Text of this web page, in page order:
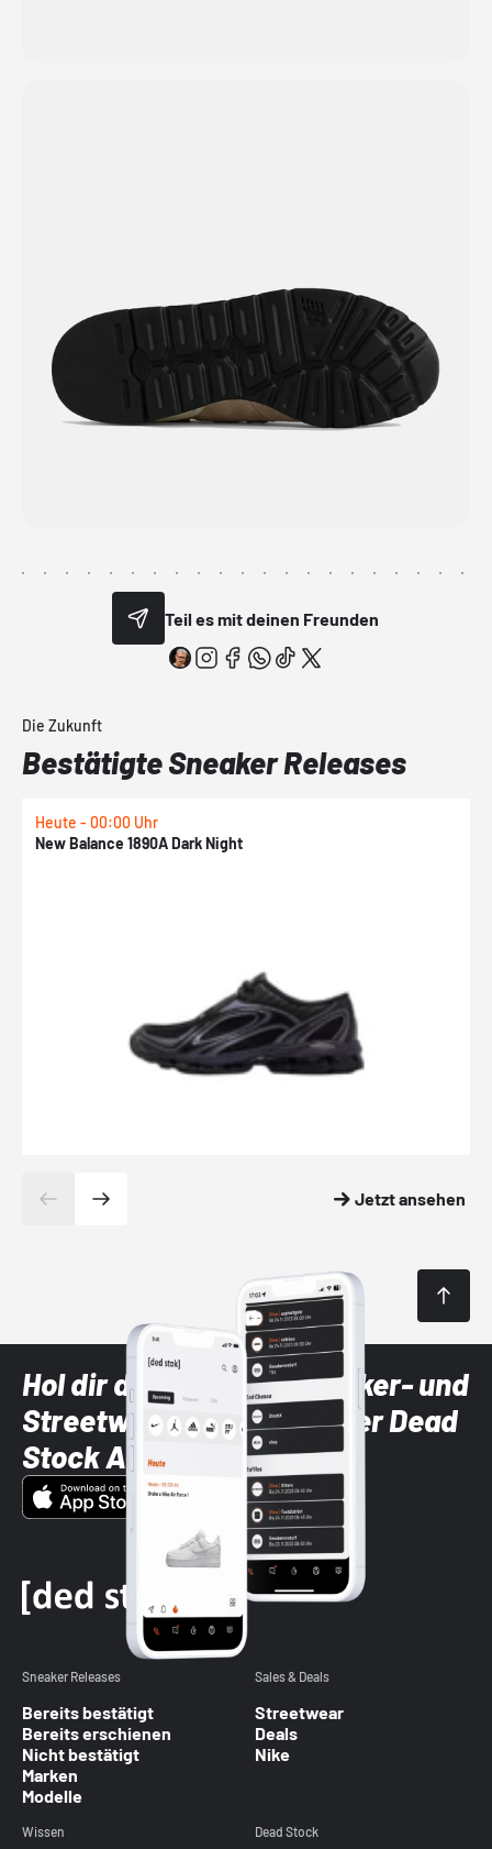
Teil es mit deinen Freunden
Die Zukunft
Bestätigte Sneaker Releases
Heute - 00:00 Uhr
New Balance 1890A Dark Night
Jetzt ansehen
Hol dir die neuesten Sneaker- und
Streetwear-Brands mit der Dead
Stock App
Sneaker Releases
Bereits bestätigt
Bereits erschienen
Nicht bestätigt
Marken
Modelle
Sales & Deals
Streetwear
Deals
Nike
Wissen Dead Stock